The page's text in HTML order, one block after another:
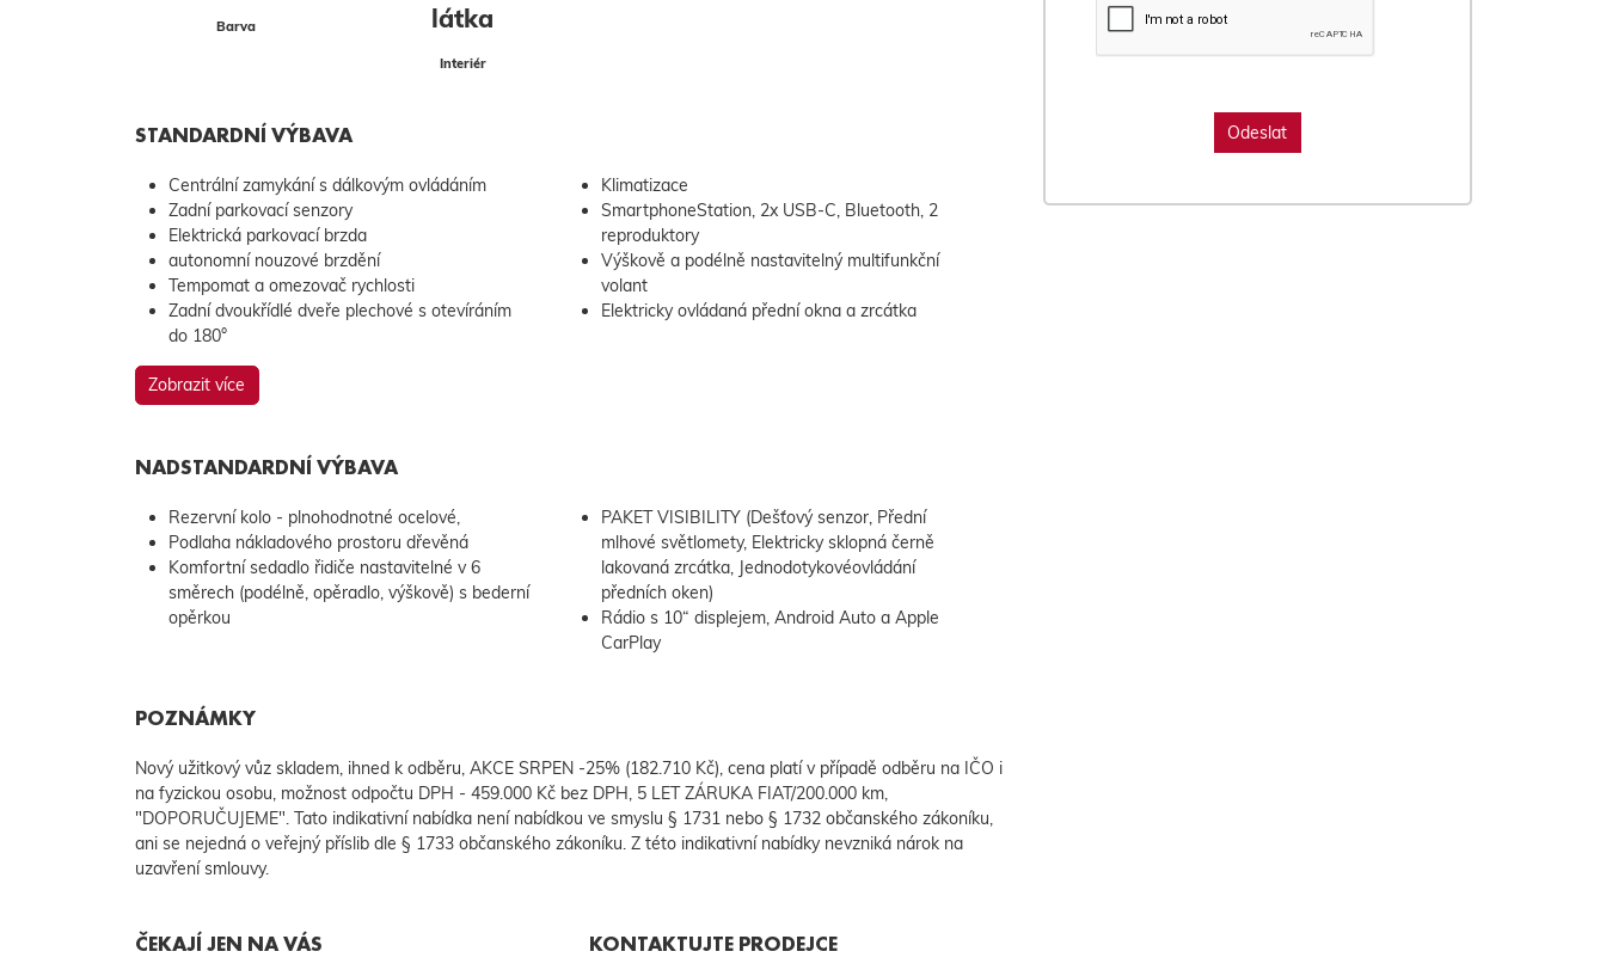
Barva
látka
Interiér
STANDARDNÍ VÝBAVA
Centrální zamykání s dálkovým ovládáním
Zadní parkovací senzory
Elektrická parkovací brzda
autonomní nouzové brzdění
Tempomat a omezovač rychlosti
Zadní dvoukřídlé dveře plechové s otevíráním
do 180°
Klimatizace
SmartphoneStation, 2x USB-C, Bluetooth, 2
reproduktory
Výškově a podélně nastavitelný multifunkční
volant
Elektricky ovládaná přední okna a zrcátka
Zobrazit více
NADSTANDARDNÍ VÝBAVA
Rezervní kolo - plnohodnotné ocelové,
Podlaha nákladového prostoru dřevěná
Komfortní sedadlo řidiče nastavitelné v 6
směrech (podélně, opěradlo, výškově) s bederní
opěrkou
PAKET VISIBILITY (Dešťový senzor, Přední
mlhové světlomety, Elektricky sklopná černě
lakovaná zrcátka, Jednodotykovéovládání
předních oken)
Rádio s 10“ displejem, Android Auto a Apple
CarPlay
POZNÁMKY
Nový užitkový vůz skladem, ihned k odběru, AKCE SRPEN -25% (182.710 Kč), cena platí v případě odběru na IČO i
na fyzickou osobu, možnost odpočtu DPH - 459.000 Kč bez DPH, 5 LET ZÁRUKA FIAT/200.000 km,
"DOPORUČUJEME". Tato indikativní nabídka není nabídkou ve smyslu § 1731 nebo § 1732 občanského zákoníku,
ani se nejedná o veřejný příslib dle § 1733 občanského zákoníku. Z této indikativní nabídky nevzniká nárok na
uzavření smlouvy.
ČEKAJÍ JEN NA VÁS KONTAKTUJTE PRODEJCE